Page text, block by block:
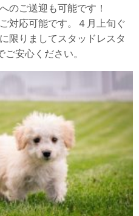
のご送迎も可能です！
対応可能です。４月上旬ぐ
限りましてスタッドレスタ
安心ください。